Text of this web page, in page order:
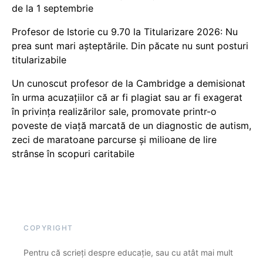
de la 1 septembrie
Profesor de Istorie cu 9.70 la Titularizare 2026: Nu
prea sunt mari așteptările. Din păcate nu sunt posturi
titularizabile
Un cunoscut profesor de la Cambridge a demisionat
în urma acuzațiilor că ar fi plagiat sau ar fi exagerat
în privința realizărilor sale, promovate printr-o
poveste de viață marcată de un diagnostic de autism,
zeci de maratoane parcurse și milioane de lire
strânse în scopuri caritabile
COPYRIGHT
Pentru că scrieți despre educație, sau cu atât mai mult